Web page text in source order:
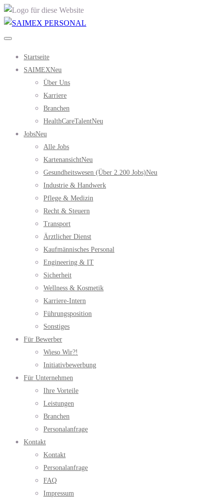
Startseite
SAIMEXNeu
Über Uns
Karriere
Branchen
HealthCareTalentNeu
JobsNeu
Alle Jobs
KartenansichtNeu
Gesundheitswesen (über 2.200 Jobs)Neu
Industrie & Handwerk
Pflege & Medizin
Recht & Steuern
Transport
Ärztlicher Dienst
Kaufmännisches Personal
Engineering & IT
Sicherheit
Wellness & Kosmetik
Karriere-Intern
Führungsposition
Sonstiges
Für Bewerber
Wieso Wir?!
Initiativbewerbung
Für Unternehmen
Ihre Vorteile
Leistungen
Branchen
Personalanfrage
Kontakt
Kontakt
Personalanfrage
FAQ
Impressum